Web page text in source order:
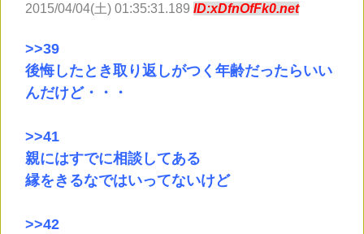
2015/04/04(土) 01:35:31.189 ID:xDfnOfFk0.net
>>39
後悔したとき取り返しがつく年齢だったらいい
んだけど・・・
>>41
親にはすでに相談してある
縁をきるなではいってないけど
>>42